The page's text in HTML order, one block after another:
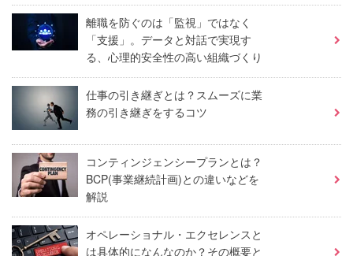
離職を防ぐのは「監視」ではなく
「支援」。データと対話で実現す
る、心理的安全性の高い組織づくり
仕事の引き継ぎとは？スムーズに業
務の引き継ぎをするコツ
コンティンジェンシープランとは？
BCP(事業継続計画)との違いなどを
解説
オペレーショナル・エクセレンスと
は具体的になんなのか？その概要と